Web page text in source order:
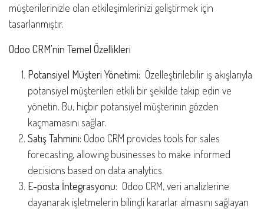
müşterilerinizle olan etkileşimlerinizi geliştirmek için
tasarlanmıştır.
Odoo CRM'nin Temel Özellikleri
Potansiyel Müşteri Yönetimi: Özelleştirilebilir iş akışlarıyla
potansiyel müşterileri etkili bir şekilde takip edin ve
yönetin. Bu, hiçbir potansiyel müşterinin gözden
kaçmamasını sağlar.
Satış Tahmini: Odoo CRM provides tools for sales
forecasting, allowing businesses to make informed
decisions based on data analytics.
E-posta İntegrasyonu: Odoo CRM, veri analizlerine
dayanarak işletmelerin bilinçli kararlar almasını sağlayan